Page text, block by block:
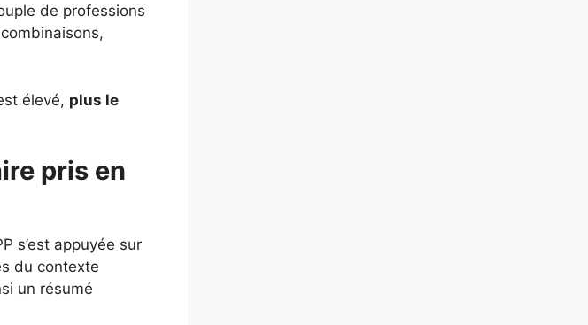
de professions
élevé, plus le
pris en
s’est appuyée sur
du contexte
un résumé